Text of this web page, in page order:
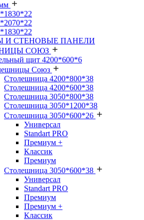
И СТЕНОВЫЕ ПАНЕЛИ
СОЮЗ
щит 4200*600*6
Союз
Столешница 4200*800*38
Столешница 4200*600*38
Столешница 3050*800*38
Столешница 3050*1200*38
Столешница 3050*600*26
Универсал
Standart PRO
Премиум +
Классик
Премиум
Столешница 3050*600*38
Универсал
Standart PRO
Премиум
Премиум +
Классик